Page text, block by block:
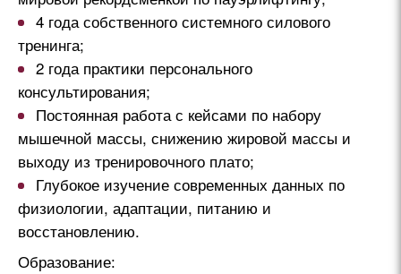
4 года собственного системного силового
тренинга;
2 года практики персонального
консультирования;
Постоянная работа с кейсами по набору
мышечной массы, снижению жировой массы и
выходу из тренировочного плато;
Глубокое изучение современных данных по
физиологии, адаптации, питанию и
восстановлению.
Образование: